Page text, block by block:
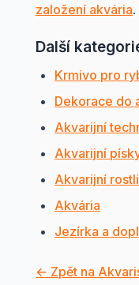
založení akvária.
Další
Krmivo pro
Dekorace do
Akvarijní
Akvarijní
Akvarijní
Akvária
Jezírka a
← Zpět na